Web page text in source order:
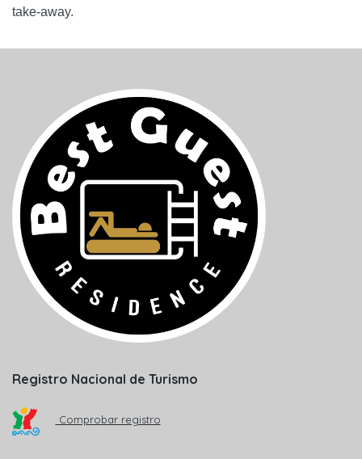
take-away.
Registro Nacional de Turismo
Comprobar registro